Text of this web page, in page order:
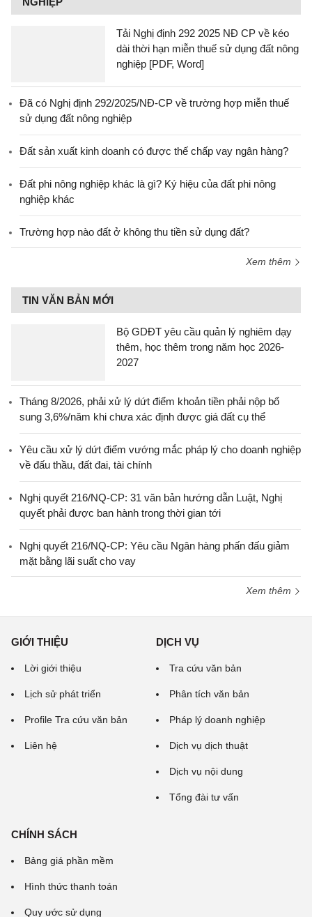
Tải Nghị định 292 2025 NĐ CP về kéo
dài thời hạn miễn thuế sử dụng đất nông
nghiệp [PDF, Word]
Đã có Nghị định 292/2025/NĐ-CP về trường hợp miễn thuế
sử dụng đất nông nghiệp
Đất sản xuất kinh doanh có được thế chấp vay ngân hàng?
Đất phi nông nghiệp khác là gì? Ký hiệu của đất phi nông
nghiệp khác
Trường hợp nào đất ở không thu tiền sử dụng đất?
Xem thêm
TIN VĂN BẢN MỚI
Bộ GDĐT yêu cầu quản lý nghiêm dạy
thêm, học thêm trong năm học 2026-
2027
Tháng 8/2026, phải xử lý dứt điểm khoản tiền phải nộp bổ
sung 3,6%/năm khi chưa xác định được giá đất cụ thể
Yêu cầu xử lý dứt điểm vướng mắc pháp lý cho doanh nghiệp
về đấu thầu, đất đai, tài chính
Nghị quyết 216/NQ-CP: 31 văn bản hướng dẫn Luật, Nghị
quyết phải được ban hành trong thời gian tới
Nghị quyết 216/NQ-CP: Yêu cầu Ngân hàng phấn đấu giảm
mặt bằng lãi suất cho vay
Xem thêm
GIỚI THIỆU
Lời giới thiệu
Lịch sử phát triển
Profile Tra cứu văn bản
Liên hệ
DỊCH VỤ
Tra cứu văn bản
Phân tích văn bản
Pháp lý doanh nghiệp
Dịch vụ dịch thuật
Dịch vụ nội dung
Tổng đài tư vấn
CHÍNH SÁCH
Bảng giá phần mềm
Hình thức thanh toán
Quy ước sử dụng